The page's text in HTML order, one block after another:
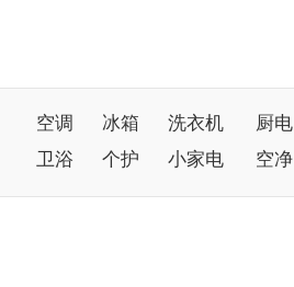
空调 冰箱 洗衣机 厨电
卫浴
个护 小家电 空净